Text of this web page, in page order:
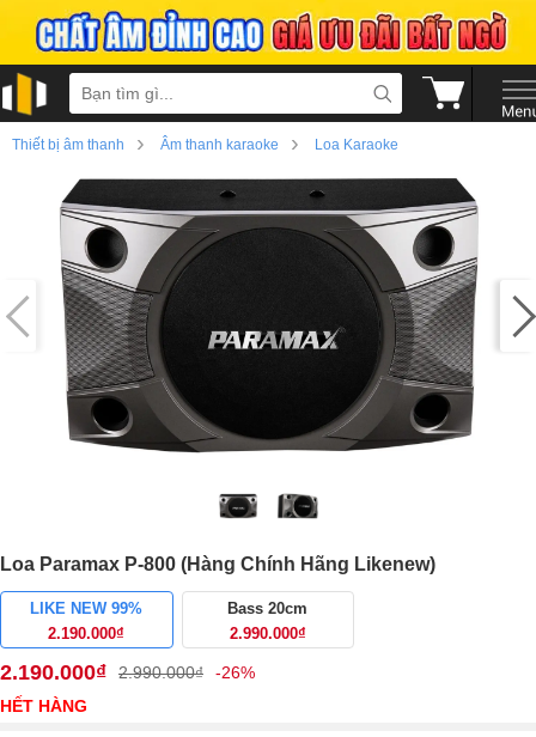
Thiết bị âm thanh › Âm thanh karaoke › Loa Karaoke
Loa Paramax P-800 (Hàng Chính Hãng Likenew)
LIKE NEW 99%
2.190.000₫
Bass 20cm
2.990.000₫
2.190.000₫ 2.990.000₫
-26%
HẾT HÀNG